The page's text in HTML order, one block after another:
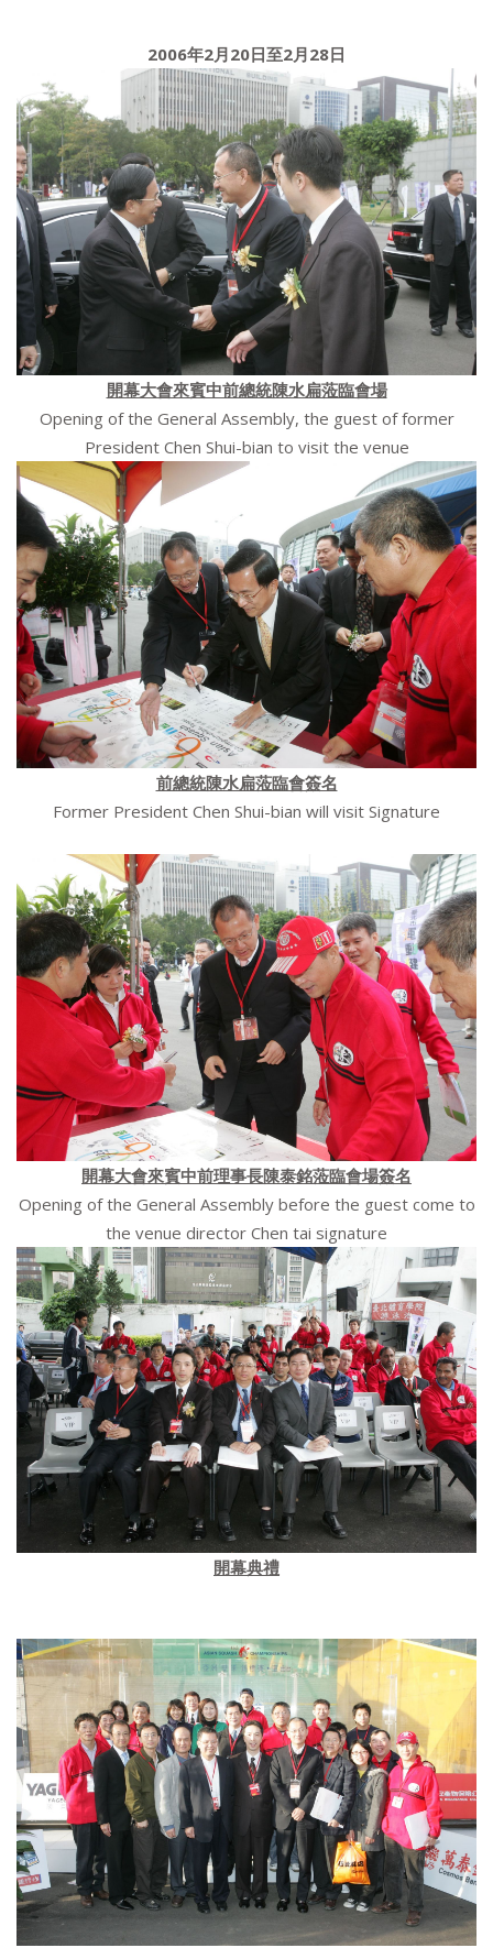
2006年2月20日至2月28日
開幕大會來賓中前總統陳水扁蒞臨會場
Opening of the General Assembly, the guest of former
President Chen Shui-bian to visit the venue
前總統陳水扁蒞臨會簽名
Former President Chen Shui-bian will visit Signature
開幕大會來賓中前理事長陳泰銘蒞臨會場簽名
Opening of the General Assembly before the guest come to
the venue director Chen tai signature
開幕典禮